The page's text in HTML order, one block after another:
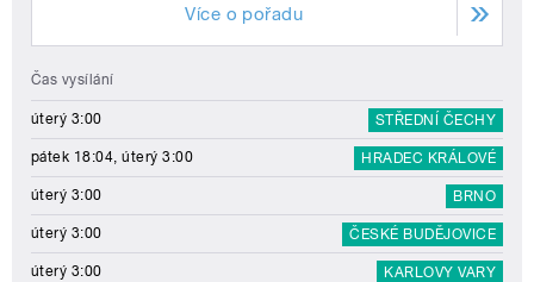
Více o pořadu
Čas vysílání
úterý 3:00 STŘEDNÍ ČECHY
pátek 18:04, úterý 3:00 HRADEC KRÁLOVÉ
úterý 3:00 BRNO
úterý 3:00 ČESKÉ BUDĚJOVICE
úterý 3:00 KARLOVY VARY